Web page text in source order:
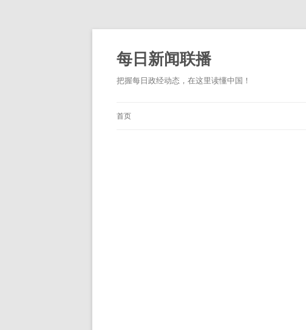
跳
正
文
每日新闻联播
把握每日政经动态，在这里读懂中国！
首页